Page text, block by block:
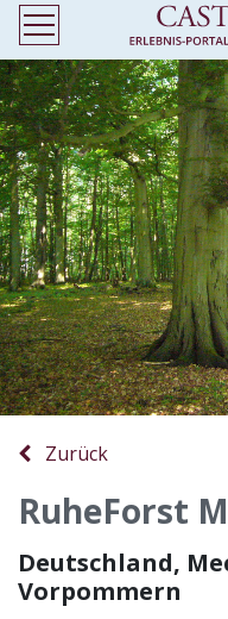
Zurück
RuheForst
Deutschland,
Vorpommern